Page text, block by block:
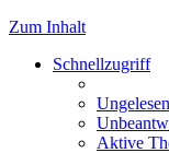
Zum Inhalt
Schnellzugriff
Aktive